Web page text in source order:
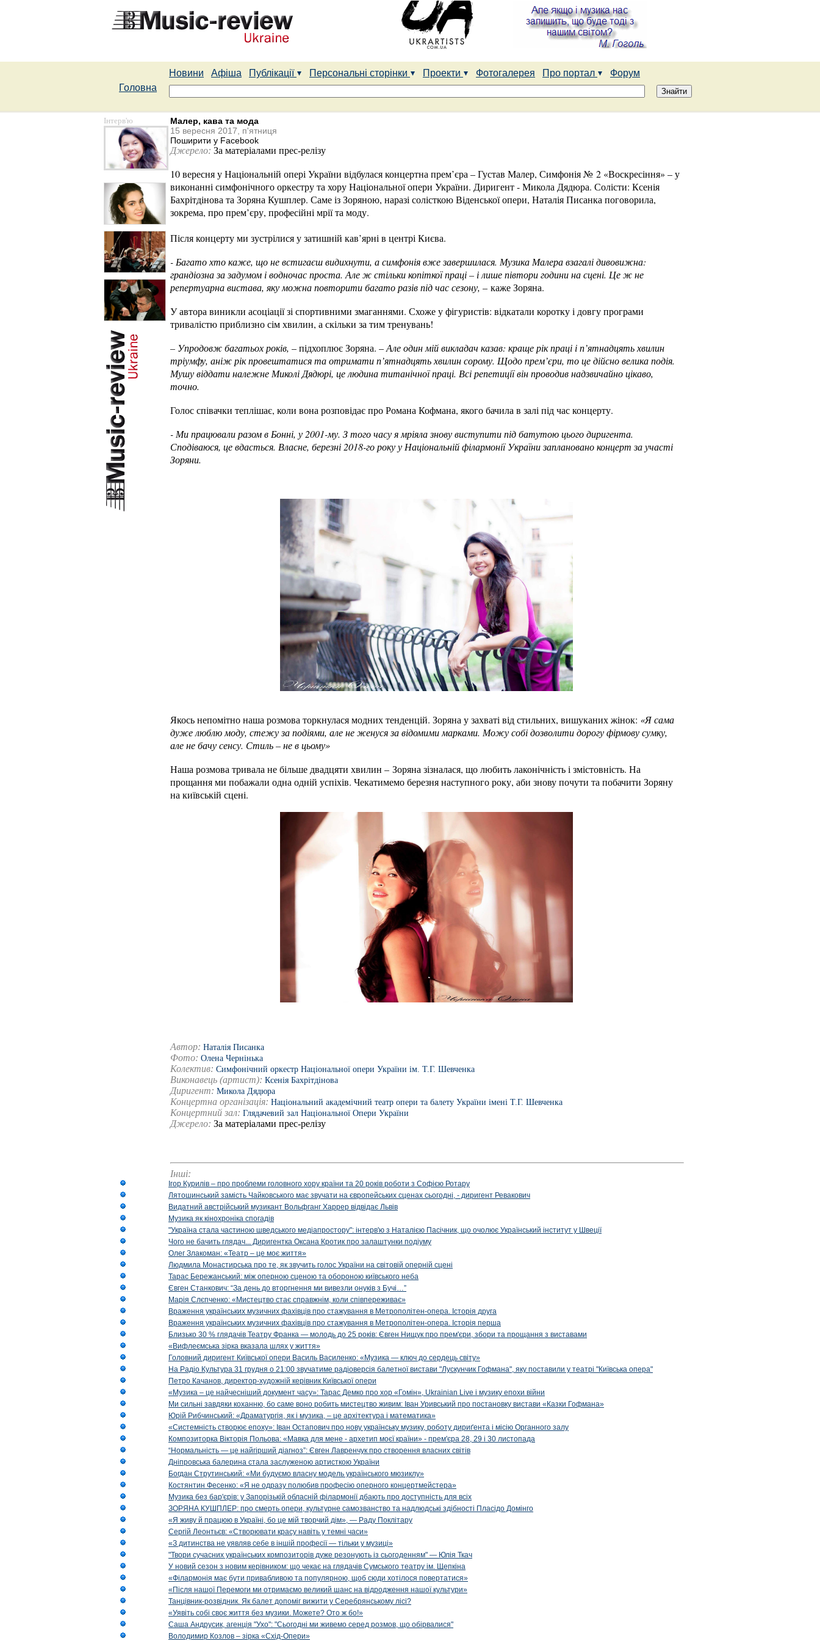
Новини Афіша Публікації Персональні сторінки Проекти Фотогалерея Про портал
Форум
Головна
Інтерв'ю
Малер, кава та мода
15 вересня 2017, п'ятниця
Поширити у Facebook
Джерело: За матеріалами прес-релізу
10 вересня у Національній опері України відбулася концертна прем’єра – Густав Малер, Симфонія № 2 «Воскресіння» – у
виконанні симфонічного оркестру та хору Національної опери України. Диригент - Микола Дядюра. Солісти: Ксенія
Бахрітдінова та Зоряна Кушплер. Саме із Зоряною, наразі солісткою Віденської опери, Наталія Писанка поговорила,
зокрема, про прем’єру, професійні мрії та моду.
Після концерту ми зустрілися у затишній кав’ярні в центрі Києва.
- Багато хто каже, що не встигаєш видихнути, а симфонія вже завершилася. Музика Малера взагалі дивовижна:
грандіозна за задумом і водночас проста. Але ж стільки копіткої праці – і лише півтори години на сцені. Це ж не
репертуарна вистава, яку можна повторити багато разів під час сезону, – каже Зоряна.
У автора виникли асоціації зі спортивними змаганнями. Схоже у фігуристів: відкатали коротку і довгу програми
тривалістю приблизно сім хвилин, а скільки за тим тренувань!
– Упродовж багатьох років, – підхоплює Зоряна. –Але один мій викладач казав: краще рік праці і п’ятнадцять хвилин
тріумфу, аніж рік провештатися та отримати п’ятнадцять хвилин сорому. Щодо прем’єри, то це дійсно велика подія.
Мушу віддати належне Миколі Дядюрі, це людина титанічної праці. Всі репетиції він проводив надзвичайно цікаво,
точно.
Голос співачки теплішає, коли вона розповідає про Романа Кофмана, якого бачила в залі під час концерту.
- Ми працювали разом в Бонні, у 2001-му. З того часу я мріяла знову виступити під батутою цього диригента.
Сподіваюся, це вдасться. Власне, березні 2018-го року у Національній філармонії України заплановано концерт за участі
Зоряни.
Якось непомітно наша розмова торкнулася модних тенденцій. Зоряна у захваті від стильних, вишуканих жінок: «Я сама
дуже люблю моду, стежу за подіями, але не женуся за відомими марками. Можу собі дозволити дорогу фірмову сумку,
але не бачу сенсу. Стиль – не в цьому»
Наша розмова тривала не більше двадцяти хвилин – Зоряна зізналася, що любить лаконічність і змістовність. На
прощання ми побажали одна одній успіхів. Чекатимемо березня наступного року, аби знову почути та побачити Зоряну
на київській сцені.
Автор: Наталія Писанка
Фото: Олена Чернінька
Колектив: Симфонічний оркестр Національної опери України ім. Т.Г. Шевченка
Виконавець (артист): Ксенія Бахрітдінова
Диригент: Микола Дядюра
Концертна організація: Національний академічний театр опери та балету України імені Т.Г. Шевченка
Концертний зал: Глядачевий зал Національної Опери України
Джерело: За матеріалами прес-релізу
Інші:
Ігор Курилів – про проблеми головного хору країни та 20 років роботи з Софією Ротару
Лятошинський замість Чайковського має звучати на європейських сценах сьогодні, - диригент Ревакович
Видатний австрійський музикант Вольфганг Харрер відвідає Львів
Музика як кінохроніка спогадів
"Україна стала частиною шведського медіапростору": інтерв'ю з Наталією Пасічник, що очолює Український інститут у Швеції
Чого не бачить глядач... Диригентка Оксана Кротик про залаштунки подіуму
Олег Злакоман: «Театр – це моє життя»
Людмила Монастирська про те, як звучить голос України на світовій оперній сцені
Тарас Бережанський: між оперною сценою та обороною київського неба
Євген Станкович: “За день до вторгнення ми вивезли онуків з Бучі…”
Марія Слєпченко: «Мистецтво стає справжнім, коли співпереживає»
Враження українських музичних фахівців про стажування в Метрополітен-опера. Історія друга
Враження українських музичних фахівців про стажування в Метрополітен-опера. Історія перша
Близько 30 % глядачів Театру Франка — молодь до 25 років: Євген Нищук про прем'єри, збори та прощання з виставами
«Вифлеємська зірка вказала шлях у життя»
Головний диригент Київської опери Василь Василенко: «Музика — ключ до сердець світу»
На Радіо Культура 31 грудня о 21:00 звучатиме радіоверсія балетної вистави "Лускунчик Гофмана", яку поставили у театрі "Київська опера"
Петро Качанов, директор-художній керівник Київської опери
«Музика – це найчесніший документ часу»: Тарас Демко про хор «Гомін», Ukrainian Live і музику епохи війни
Ми сильні завдяки коханню, бо саме воно робить мистецтво живим: Іван Уривський про постановку вистави «Казки Гофмана»
Юрій Рибчинський: «Драматургія, як і музика, – це архітектура і математика»
«Системність створює епоху»: Іван Остапович про нову українську музику, роботу дириґента і місію Органного залу
Композиторка Вікторія Польова: «Мавка для мене - архетип моєї країни» - прем'єра 28, 29 і 30 листопада
“Нормальність — це найгірший діагноз”: Євген Лавренчук про створення власних світів
Дніпровська балерина стала заслуженою артисткою України
Богдан Струтинський: «Ми будуємо власну модель українського мюзиклу»
Костянтин Фесенко: «Я не одразу полюбив професію оперного концертмейстера»
Музика без бар'єрів: у Запорізькій обласній філармонії дбають про доступність для всіх
ЗОРЯНА КУШПЛЕР: про смерть опери, культурне самозванство та надлюдські здібності Пласідо Домінго
«Я живу й працюю в Україні, бо це мій творчий дім», — Раду Поклітару
Сергій Леонтьєв: «Створювати красу навіть у темні часи»
«З дитинства не уявляв себе в іншій професії — тільки у музиці»
"Твори сучасних українських композиторів дуже резонують із сьогоденням" — Юлія Ткач
У новий сезон з новим керівником: що чекає на глядачів Сумського театру ім. Щепкіна
«Філармонія має бути привабливою та популярною, щоб сюди хотілося повертатися»
«Після нашої Перемоги ми отримаємо великий шанс на відродження нашої культури»
Танцівник-розвідник. Як балет допоміг вижити у Серебрянському лісі?
«Уявіть собі своє життя без музики. Можете? Ото ж бо!»
Саша Андрусик, агенція "Ухо": "Сьогодні ми живемо серед розмов, що обірвалися"
Володимир Козлов – зірка «Схід-Опери»